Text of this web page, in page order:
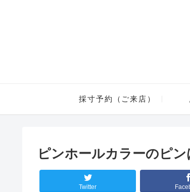
採寸予約（ご来店）
ピンホールカラーのピ
Twitter